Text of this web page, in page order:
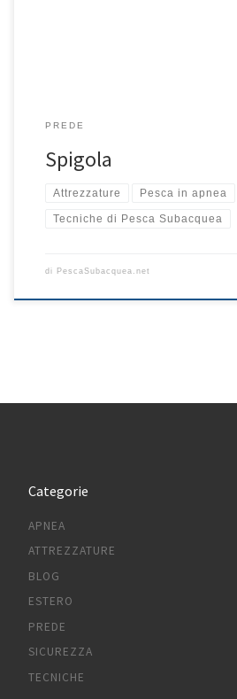
PREDE
Spigola
Attrezzature Pesca in apnea
Tecniche di Pesca Subacquea
di PescaSubacquea.net
Categorie
APNEA
ATTREZZATURE
BLOG
ESTERO
PREDE
SICUREZZA
TECNICHE